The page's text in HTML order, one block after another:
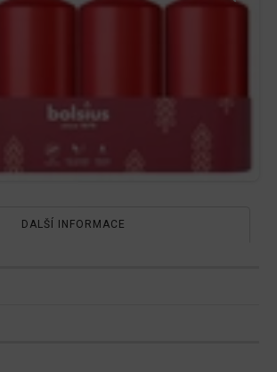
DALŠÍ INFORMACE